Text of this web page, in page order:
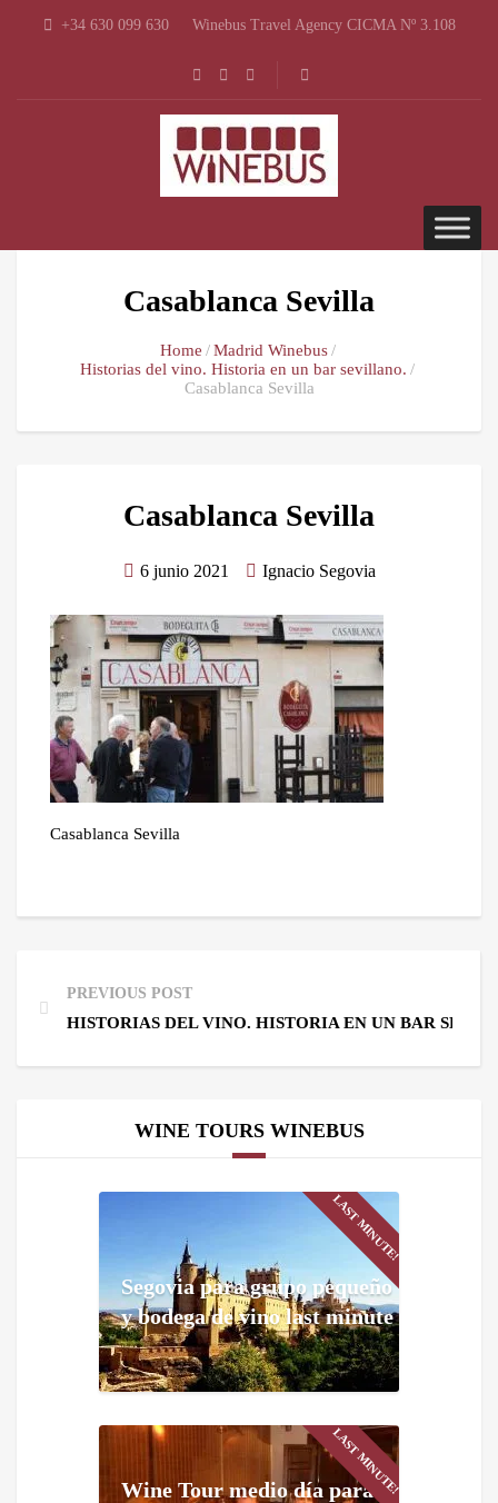
+34 630 099 630 Winebus Travel Agency CICMA Nº 3.108
Casablanca Sevilla
Home
Madrid Winebus
Historias del vino. Historia en un bar sevillano.
Casablanca Sevilla
Casablanca Sevilla
6 junio 2021 Ignacio Segovia
Casablanca Sevilla
PREVIOUS POST
HISTORIAS DEL VINO. HISTORIA EN UN BAR
WINE TOURS WINEBUS
LAST MINUTE!
Segovia para grupo pequeño
y bodega de vino last minute
LAST MINUTE!
Wine Tour medio día para